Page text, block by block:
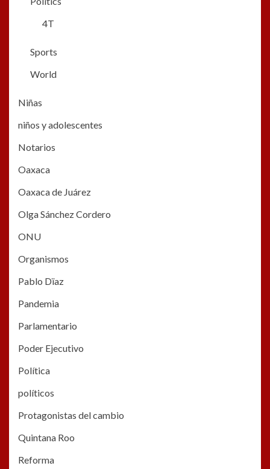
4T
Sports
World
Niñas
niños y adolescentes
Notarios
Oaxaca
Oaxaca de Juárez
Olga Sánchez Cordero
ONU
Organismos
Pablo Dïaz
Pandemia
Parlamentario
Poder Ejecutivo
Política
políticos
Protagonistas del cambio
Quintana Roo
Reforma